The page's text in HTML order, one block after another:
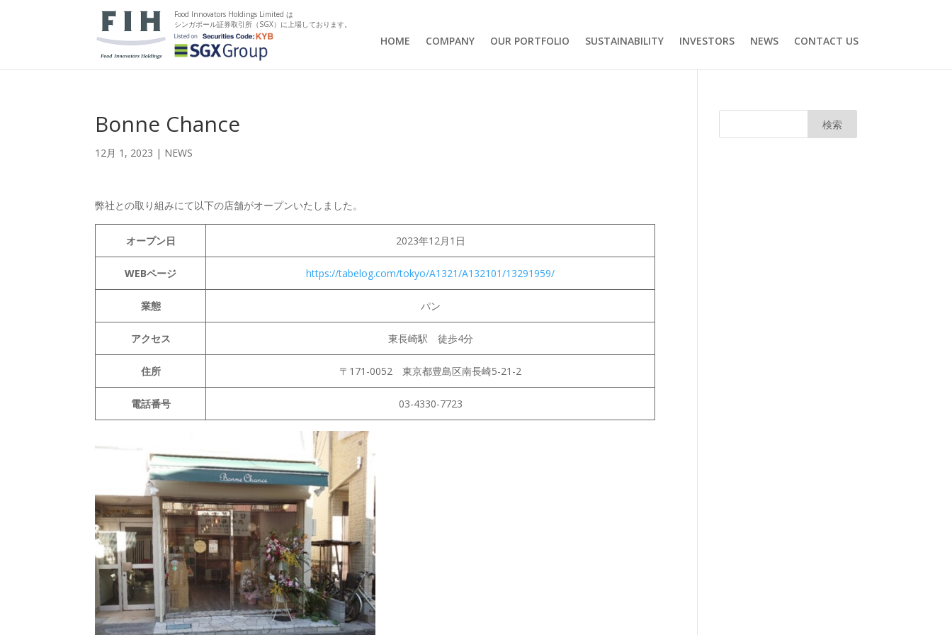
Food Innovators Holdings Limited は
シンガポール証券取引所（SGX）に上場しております。
HOME COMPANY OUR PORTFOLIO SUSTAINABILITY INVESTORS NEWS CONTACT US
Bonne Chance
12月 1, 2023 | NEWS
弊社との取り組みにて以下の店舗がオープンいたしました。
オープン日 2023年12月1日
WEBページ https://tabelog.com/tokyo/A1321/A132101/13291959/
業態 パン
アクセス 東長崎駅 徒歩4分
住所 〒171-0052 東京都豊島区南長崎5-21-2
電話番号 03-4330-7723